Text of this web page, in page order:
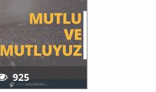
925